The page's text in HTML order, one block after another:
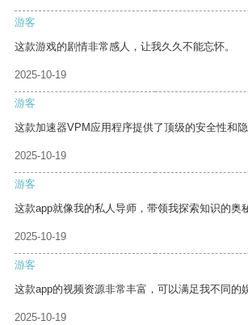
游客
这款游戏的剧情非常感人，让我久久不能忘怀。
2025-10-19
游客
这款加速器VPM应用程序提供了顶级的安全性和隐
2025-10-19
游客
这款app就像我的私人导师，带领我探索知识的奥
2025-10-19
游客
这款app的视频资源非常丰富，可以满足我不同的
2025-10-19